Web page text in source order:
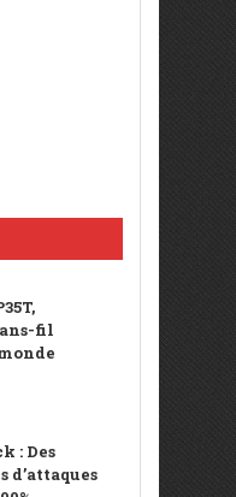
fil
: Des